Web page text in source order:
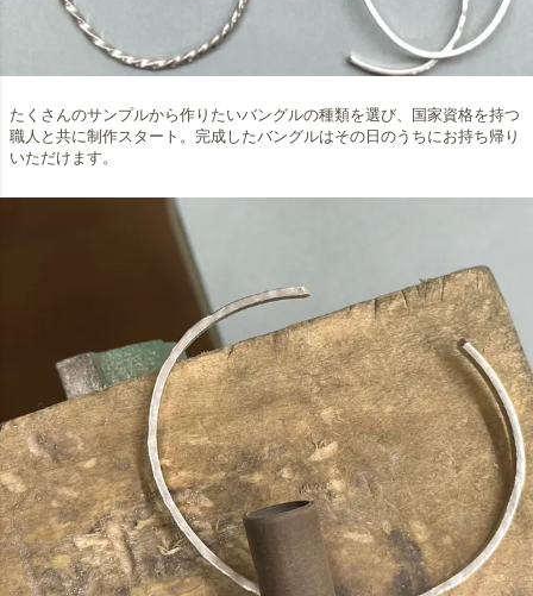
たくさんのサンプルから作りたいバングルの種類を選び、国家資格を持つ
職人と共に制作スタート。完成したバングルはその日のうちにお持ち帰り
いただけます。